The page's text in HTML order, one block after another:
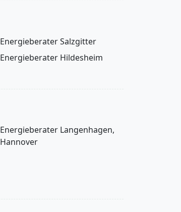
Energieberater Salzgitter
Energieberater Hildesheim
Energieberater Langenhagen,
Hannover